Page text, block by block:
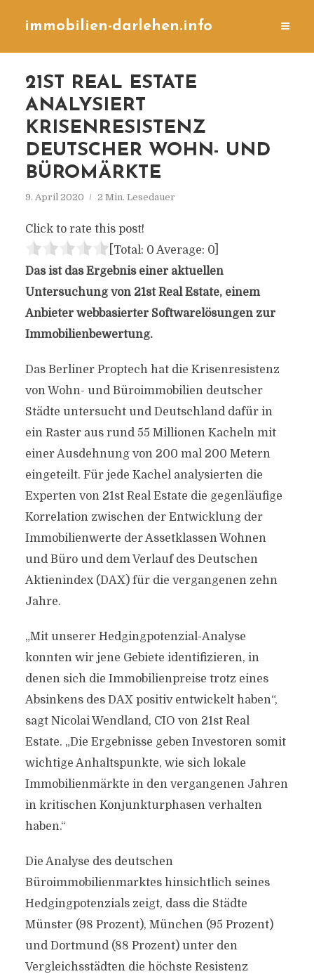
immobilien-darlehen.info
21ST REAL ESTATE
ANALYSIERT
KRISENRESISTENZ
DEUTSCHER WOHN- UND
BÜROMÄRKTE
9. April 2020 2 Min. Lesedauer
Click to rate this post!
[Total: 0 Average: 0]
Das ist das Ergebnis einer aktuellen
Untersuchung von 21st Real Estate, einem
Anbieter webbasierter Softwarelösungen zur
Immobilienbewertung.
Das Berliner Proptech hat die Krisenresistenz
von Wohn- und Büroimmobilien deutscher
Städte untersucht und Deutschland dafür in
ein Raster aus rund 55 Millionen Kacheln mit
einer Ausdehnung von 200 mal 200 Metern
eingeteilt. Für jede Kachel analysierten die
Experten von 21st Real Estate die gegenläufige
Korrelation zwischen der Entwicklung der
Immobilienwerte der Assetklassen Wohnen
und Büro und dem Verlauf des Deutschen
Aktienindex (DAX) für die vergangenen zehn
Jahre.
„Mit unserer Hedgingpotenzial-Analyse
konnten wir jene Gebiete identifizieren, in
denen sich die Immobilienpreise trotz eines
Absinkens des DAX positiv entwickelt haben“,
sagt Nicolai Wendland, CIO von 21st Real
Estate. „Die Ergebnisse geben Investoren somit
wichtige Anhaltspunkte, wie sich lokale
Immobilienmärkte in den vergangenen Jahren
in kritischen Konjunkturphasen verhalten
haben.“
Die Analyse des deutschen
Büroimmobilienmarktes hinsichtlich seines
Hedgingpotenzials zeigt, dass die Städte
Münster (98 Prozent), München (95 Prozent)
und Dortmund (88 Prozent) unter den
Vergleichsstädten die höchste Resistenz